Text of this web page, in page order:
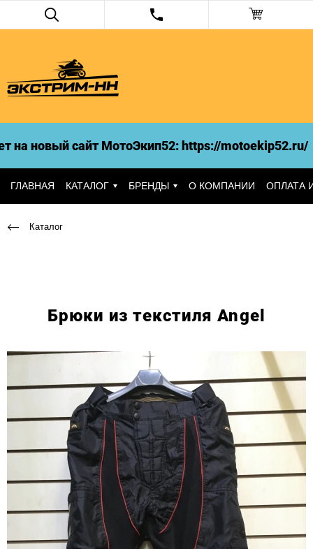
новый сайт МотоЭкип52: https://motoekip52.ru/
ГЛАВНАЯ КАТАЛОГ БРЕНДЫ О КОМПАНИИ ОПЛАТА
Каталог
Брюки из текстиля Angel